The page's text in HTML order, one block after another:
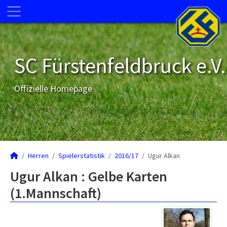
SC Fürstenfeldbruck e.V.
Offizielle Homepage
Herren Spielerstatistik 2016/17 Ugur Alkan
Ugur Alkan : Gelbe Karten
(1.Mannschaft)